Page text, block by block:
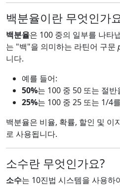
백분율이란 무엇인가
백분율은 100 중의 일부를 나타
는 "백"을 의미하는 라틴어 구문
니다.
예를 들어:
50%는 100 중 50 또는 절반
25%는 100 중 25 또는 1/4
백분율은 비율, 확률, 할인 및 이
로 사용됩니다.
소수란 무엇인가요?
소수는 10진법 시스템을 사용하